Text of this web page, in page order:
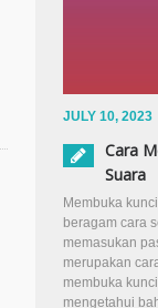
JULY 10, 2023
Cara
Suara
Membuka
beragam cara
memasukan
merupakan
membuka
mengetahui